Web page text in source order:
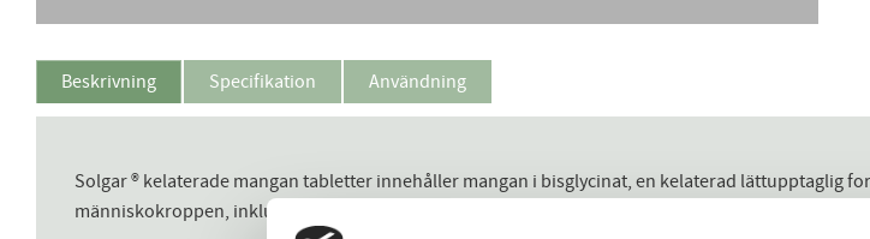
Beskrivning Specifikation Användning
Solgar ® kelaterade mangan tabletter innehåller mangan i bisglycinat, en kelaterad lättupptaglig
människokroppen, inklusive att få energi från maten för en optimal metabolism, skydda celler